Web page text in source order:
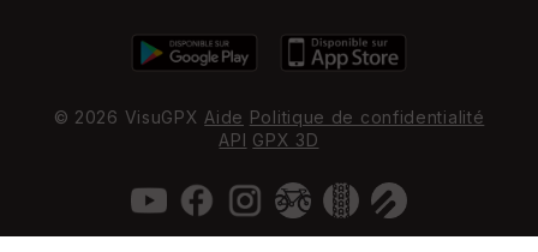
© 2026 VisuGPX Aide Politique de confidentialité
API GPX 3D